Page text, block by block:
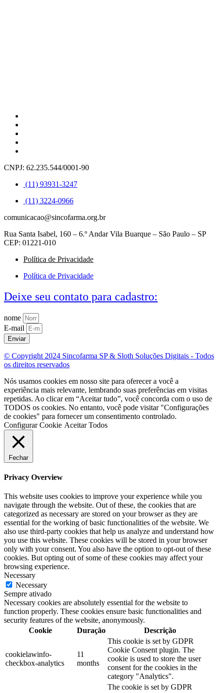
CNPJ: 62.235.544/0001-90
(11) 93931-3247
(11) 3224-0966
comunicacao@sincofarma.org.br
Rua Santa Isabel, 160 – 6.º Andar Vila Buarque – São Paulo – SP
CEP: 01221-010
Política de Privacidade
Política de Privacidade
Deixe seu contato para cadastro:
nome
E-mail
Enviar
© Copyright 2024 Sincofarma SP & Sloth Soluções Digitais - Todos
os direitos reservados
Nós usamos cookies em nosso site para oferecer a você a
experiência mais relevante, lembrando suas preferências em visitas
repetidas. Ao clicar em “Aceitar tudo”, você concorda com o uso de
TODOS os cookies. No entanto, você pode visitar "Configurações
de cookies" para fornecer um consentimento controlado.
Configurar Cookie Aceitar Todos
Fechar
Privacy Overview
This website uses cookies to improve your experience while you
navigate through the website. Out of these, the cookies that are
categorized as necessary are stored on your browser as they are
essential for the working of basic functionalities of the website. We
also use third-party cookies that help us analyze and understand how
you use this website. These cookies will be stored in your browser
only with your consent. You also have the option to opt-out of these
cookies. But opting out of some of these cookies may affect your
browsing experience.
Necessary
Necessary
Sempre ativado
Necessary cookies are absolutely essential for the website to
function properly. These cookies ensure basic functionalities and
security features of the website, anonymously.
Cookie
Duração Descrição
cookielawinfo-
checkbox-analytics
11
months
This cookie is set by GDPR
Cookie Consent plugin. The
cookie is used to store the user
consent for the cookies in the
category "Analytics".
The cookie is set by GDPR